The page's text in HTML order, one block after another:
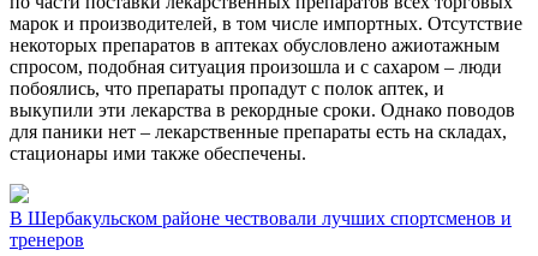
марок и производителей, в том числе импортных. Отсутствие
некоторых препаратов в аптеках обусловлено ажиотажным
спросом, подобная ситуация произошла и с сахаром – люди
побоялись, что препараты пропадут с полок аптек, и
выкупили эти лекарства в рекордные сроки. Однако поводов
для паники нет – лекарственные препараты есть на складах,
стационары ими также обеспечены.
В Шербакульском районе чествовали лучших спортсменов и
тренеров